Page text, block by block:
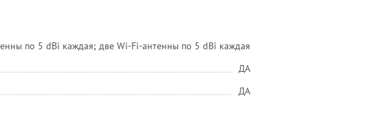
по 5 dBi каждая; две Wi-Fi-антенны по 5 dBi каждая
ДА
ДА